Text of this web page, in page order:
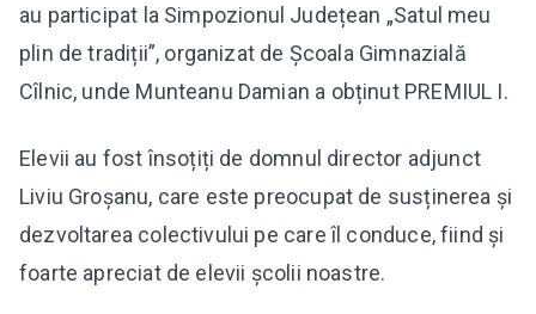
au participat la Simpozionul Județean „Satul meu
plin de tradiții”, organizat de Școala Gimnazială
Cîlnic, unde Munteanu Damian a obținut PREMIUL I.
Elevii au fost însoțiți de domnul director adjunct
Liviu Groșanu, care este preocupat de susținerea și
dezvoltarea colectivului pe care îl conduce, fiind și
foarte apreciat de elevii școlii noastre.